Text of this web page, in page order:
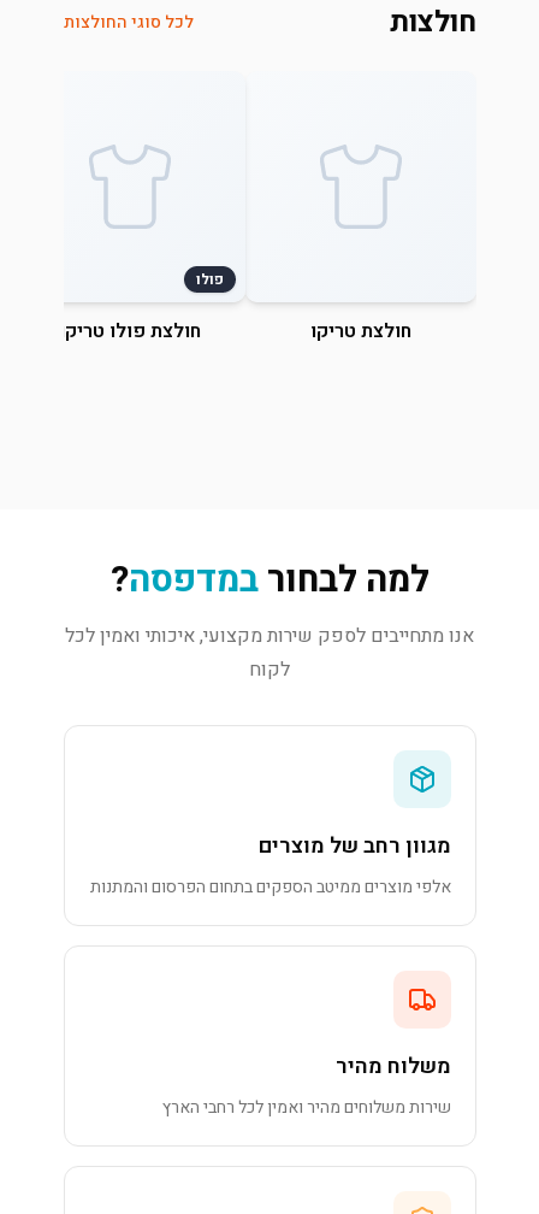
חולצות לכל סוגי החולצות
חולצת טריקו
פולו
חולצת פולו טריקו
למה לבחורבמדפסה?
אנו מתחייבים לספק שירות מקצועי, איכותי ואמין לכל
לקוח
מגוון רחב של מוצרים
אלפי מוצרים ממיטב הספקים בתחום הפרסום והמתנות
משלוח מהיר
שירות משלוחים מהיר ואמין לכל רחבי הארץ